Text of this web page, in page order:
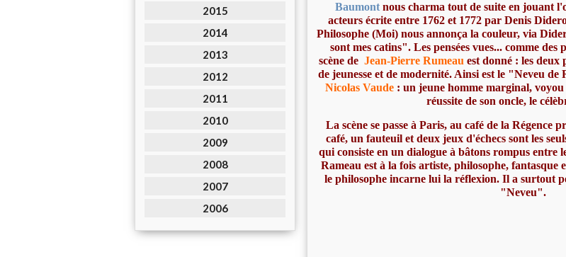
2015
2014
2013
2012
2011
2010
2009
2008
2007
2006
Baumont nous charma tout de suite en jouant
acteurs écrite entre 1762 et 1772 par Denis
Philosophe (Moi) nous annonça la couleur, via
sont mes catins". Les pensées vues... comme des
scène de Jean-Pierre Rumeau est donné : les deux
de jeunesse et de modernité. Ainsi est le "Neveu
Nicolas Vaude : un jeune homme marginal,
réussite de son oncle, le
La scène se passe à Paris, au café de la Régence
café, un fauteuil et deux jeux d'échecs sont les
qui consiste en un dialogue à bâtons rompus entre
Rameau est à la fois artiste, philosophe,
le philosophe incarne lui la réflexion. Il a surtout
"Neveu".